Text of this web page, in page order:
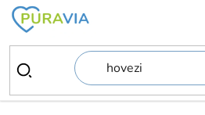
Přejít
obsah